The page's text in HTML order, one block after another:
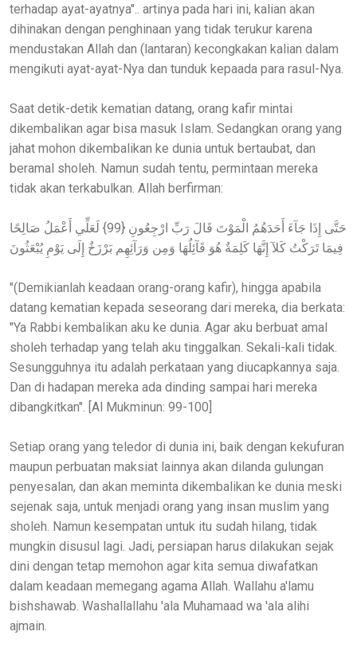
terhadap ayat-ayatnya".. artinya pada hari ini, kalian akan
dihinakan dengan penghinaan yang tidak terukur karena
mendustakan Allah dan (lantaran) kecongkakan kalian dalam
mengikuti ayat-ayat-Nya dan tunduk kepaada para rasul-Nya.
Saat detik-detik kematian datang, orang kafir mintai
dikembalikan agar bisa masuk Islam. Sedangkan orang yang
jahat mohon dikembalikan ke dunia untuk bertaubat, dan
beramal sholeh. Namun sudah tentu, permintaan mereka
tidak akan terkabulkan. Allah berfirman:
حَتَّى إِذَا جَآءَ أَحَدَهُمُ الْمَوْتَ قَالَ رَبِّ ارْجِعُونِ {99} لَعَلِّي أَعْمَلُ صَالِحًا
فِيمَا تَرَكْتُ كَلآ إِنَّهَا كَلِمَةٌ هُوَ قَآئِلُهَا وَمِن وَرَآئِهِم بَرْزَخٌ إِلَى يَوْمِ يُبْعَثُونَ
"(Demikianlah keadaan orang-orang kafir), hingga apabila
datang kematian kepada seseorang dari mereka, dia berkata:
"Ya Rabbi kembalikan aku ke dunia. Agar aku berbuat amal
sholeh terhadap yang telah aku tinggalkan. Sekali-kali tidak.
Sesungguhnya itu adalah perkataan yang diucapkannya saja.
Dan di hadapan mereka ada dinding sampai hari mereka
dibangkitkan". [Al Mukminun: 99-100]
Setiap orang yang teledor di dunia ini, baik dengan kekufuran
maupun perbuatan maksiat lainnya akan dilanda gulungan
penyesalan, dan akan meminta dikembalikan ke dunia meski
sejenak saja, untuk menjadi orang yang insan muslim yang
sholeh. Namun kesempatan untuk itu sudah hilang, tidak
mungkin disusul lagi. Jadi, persiapan harus dilakukan sejak
dini dengan tetap memohon agar kita semua diwafatkan
dalam keadaan memegang agama Allah. Wallahu a'lamu
bishshawab. Washallallahu 'ala Muhamaad wa 'ala alihi
ajmain.